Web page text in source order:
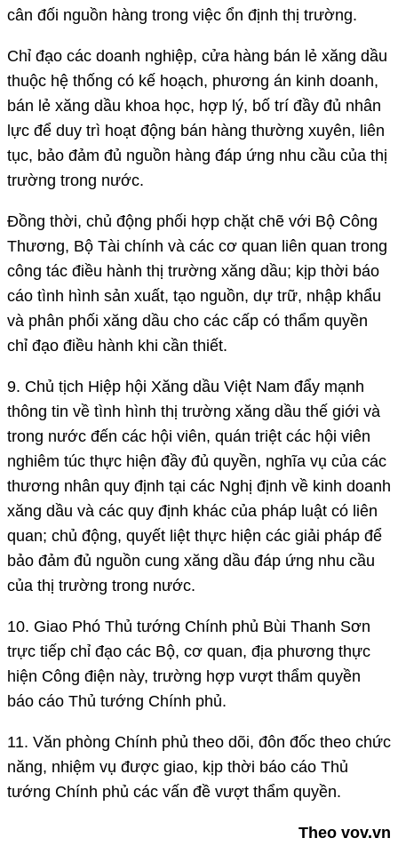
cân đối nguồn hàng trong việc ổn định thị trường.
Chỉ đạo các doanh nghiệp, cửa hàng bán lẻ xăng dầu
thuộc hệ thống có kế hoạch, phương án kinh doanh,
bán lẻ xăng dầu khoa học, hợp lý, bố trí đầy đủ nhân
lực để duy trì hoạt động bán hàng thường xuyên, liên
tục, bảo đảm đủ nguồn hàng đáp ứng nhu cầu của thị
trường trong nước.
Đồng thời, chủ động phối hợp chặt chẽ với Bộ Công
Thương, Bộ Tài chính và các cơ quan liên quan trong
công tác điều hành thị trường xăng dầu; kịp thời báo
cáo tình hình sản xuất, tạo nguồn, dự trữ, nhập khẩu
và phân phối xăng dầu cho các cấp có thẩm quyền
chỉ đạo điều hành khi cần thiết.
9. Chủ tịch Hiệp hội Xăng dầu Việt Nam đẩy mạnh
thông tin về tình hình thị trường xăng dầu thế giới và
trong nước đến các hội viên, quán triệt các hội viên
nghiêm túc thực hiện đầy đủ quyền, nghĩa vụ của các
thương nhân quy định tại các Nghị định về kinh doanh
xăng dầu và các quy định khác của pháp luật có liên
quan; chủ động, quyết liệt thực hiện các giải pháp để
bảo đảm đủ nguồn cung xăng dầu đáp ứng nhu cầu
của thị trường trong nước.
10. Giao Phó Thủ tướng Chính phủ Bùi Thanh Sơn
trực tiếp chỉ đạo các Bộ, cơ quan, địa phương thực
hiện Công điện này, trường hợp vượt thẩm quyền
báo cáo Thủ tướng Chính phủ.
11. Văn phòng Chính phủ theo dõi, đôn đốc theo chức
năng, nhiệm vụ được giao, kịp thời báo cáo Thủ
tướng Chính phủ các vấn đề vượt thẩm quyền.
Theo vov.vn